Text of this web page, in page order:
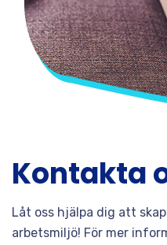
Kontakta
Låt oss hjälpa dig att
arbetsmiljö! För mer